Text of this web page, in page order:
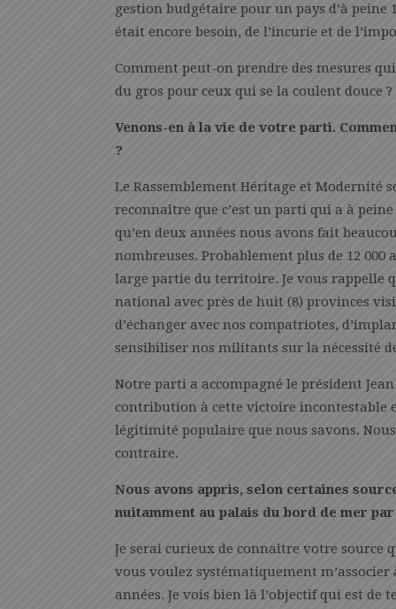
gestion budgétaire pour un pays d’à
était encore besoin, de l’incurie et de
Comment peut-on prendre des mesures
du gros pour ceux qui se la coulent douce ?
Venons-en à la vie de votre parti.
?
Le Rassemblement Héritage et Modernité
reconnaître que c’est un parti qui a à
qu’en deux années nous avons fait
nombreuses. Probablement plus de 12 000
large partie du territoire. Je vous rappelle
national avec près de huit (8) provinces
d’échanger avec nos compatriotes,
sensibiliser nos militants sur la nécessité
Notre parti a accompagné le président
contribution à cette victoire incontestable
légitimité populaire que nous savons.
contraire.
Nous avons appris, selon certaines
nuitamment au palais du bord de mer
Je serai curieux de connaître votre source
vous voulez systématiquement
années. Je vois bien là l’objectif qui est de